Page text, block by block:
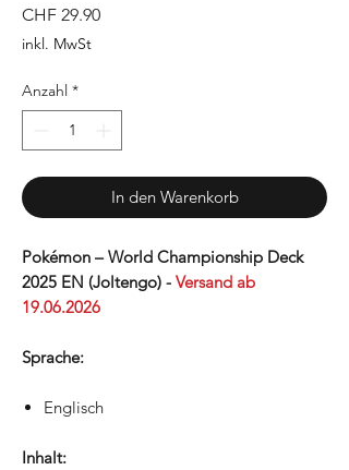
CHF 29.90Preis
inkl. MwSt
Anzahl *
In den Warenkorb
Pokémon – World Championship Deck
2025 EN (Joltengo) - Versand ab
19.06.2026
Sprache:
Englisch
Inhalt: